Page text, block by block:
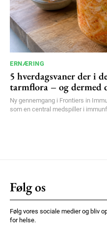
ERNÆRING
5 hverdagsvaner der i
tarmflora – og
Ny gennemgang i Frontiers in
som en central medspiller i
Følg os
Følg vores sociale medier og bliv
for helse.